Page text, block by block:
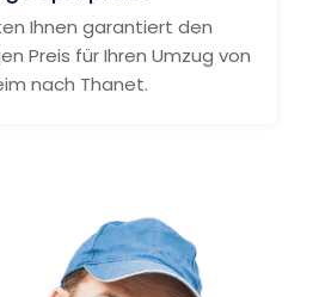
Ihnen garantiert den
Preis für Ihren Umzug von
nach Thanet.